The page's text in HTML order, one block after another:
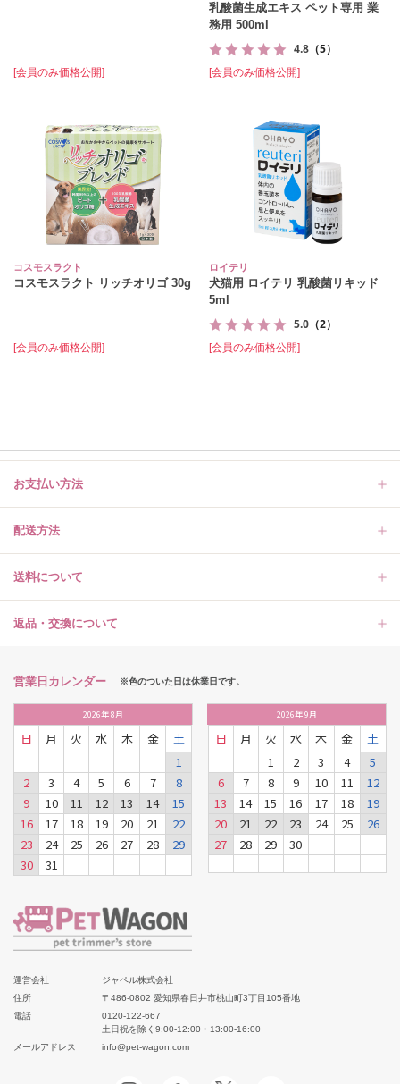
[会員のみ価格公開]
乳酸菌生成エキス ペット専用 業
務用 500ml
4.8 （5）
[会員のみ価格公開]
コスモスラクト
コスモスラクト リッチオリゴ 30g
[会員のみ価格公開]
ロイテリ
犬猫用 ロイテリ 乳酸菌リキッド
5ml
5.0 （2）
[会員のみ価格公開]
お支払い方法
配送方法
送料について
返品・交換について
営業日カレンダー ※色のついた日は休業日です。
2026年8月
日 月 火 水 木 金
土
1
2
3 4 5 6 7
8
9
10 11 12 13 14
15
16
17 18 19 20 21
22
23
24 25 26 27 28
29
30
31
2026年9月
日 月 火 水 木 金
土
1
2 3 4
5
6
7 8 9 10 11
12
13
14 15 16 17 18
19
20
21 22 23 24 25
26
27
28 29 30
運営会社
ジャペル株式会社
住所
〒486-0802 愛知県春日井市桃山町3丁目105番地
電話
0120-122-667
土日祝を除く9:00-12:00・13:00-16:00
メールアドレス
info@pet-wagon.com